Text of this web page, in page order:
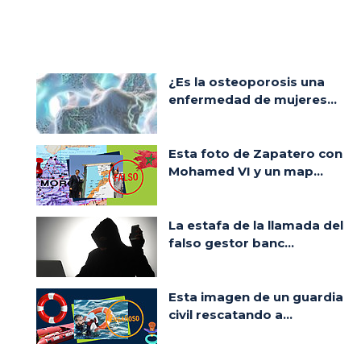
¿Es la osteoporosis una
enfermedad de mujeres...
Esta foto de Zapatero con
Mohamed VI y un map...
La estafa de la llamada del
falso gestor banc...
Esta imagen de un guardia
civil rescatando a...